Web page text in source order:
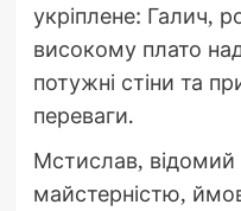
укріплене: Галич,
високому плато
потужні стіни та
переваги.
Мстислав,
майстерністю,